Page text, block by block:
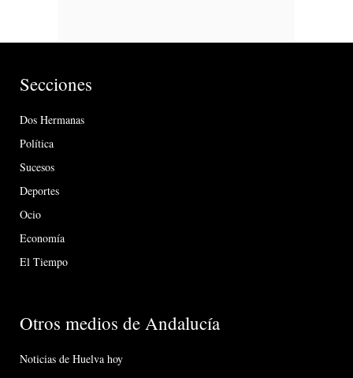
Secciones
Dos Hermanas
Política
Sucesos
Deportes
Ocio
Economía
El Tiempo
Otros medios de Andalucía
Noticias de Huelva hoy